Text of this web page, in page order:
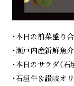
・本日の前菜盛り
・瀬戸内産新鮮魚
・本日のサラダ（
・石垣牛＆讃岐